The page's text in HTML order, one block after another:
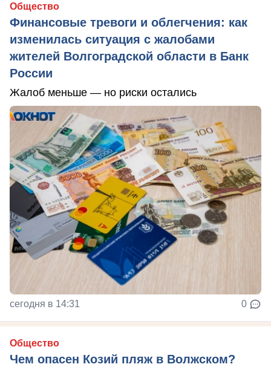
Общество
Финансовые тревоги и облегчения: как
изменилась ситуация с жалобами
жителей Волгоградской области в Банк
России
Жалоб меньше — но риски остались
сегодня в 14:31 0
Общество
Чем опасен Козий пляж в Волжском?